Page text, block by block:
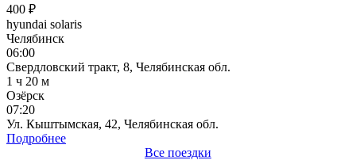
400 ₽
hyundai solaris
Челябинск
06:00
Свердловский тракт, 8, Челябинская обл.
1 ч 20 м
Озёрск
07:20
Ул. Кыштымская, 42, Челябинская обл.
Подробнее
Все поездки